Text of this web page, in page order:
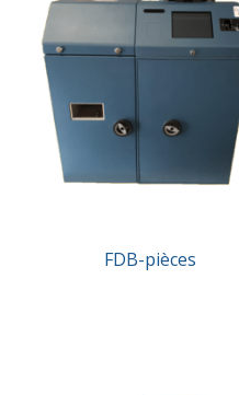
FDB-pièces